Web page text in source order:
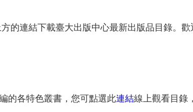
的連結下載臺大出版中心最新出版品目錄。
的各特色叢書，您可點選此連結線上觀看目錄